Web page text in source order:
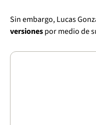
Sin embargo, Lucas
versionespor medio de